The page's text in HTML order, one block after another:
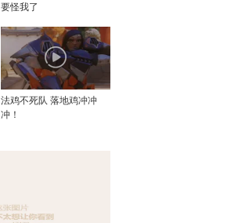
要怪我了
法鸡不死队 落地鸡冲冲
冲！